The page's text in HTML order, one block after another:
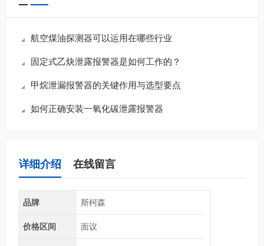
航空煤油探测器可以运用在哪些行业
固定式乙炔泄露报警器是如何工作的？
甲烷泄漏报警器的关键作用与选型要点
如何正确安装一氧化碳泄露报警器
详细介绍 在线留言
品牌 斯柯森
价格区间 面议